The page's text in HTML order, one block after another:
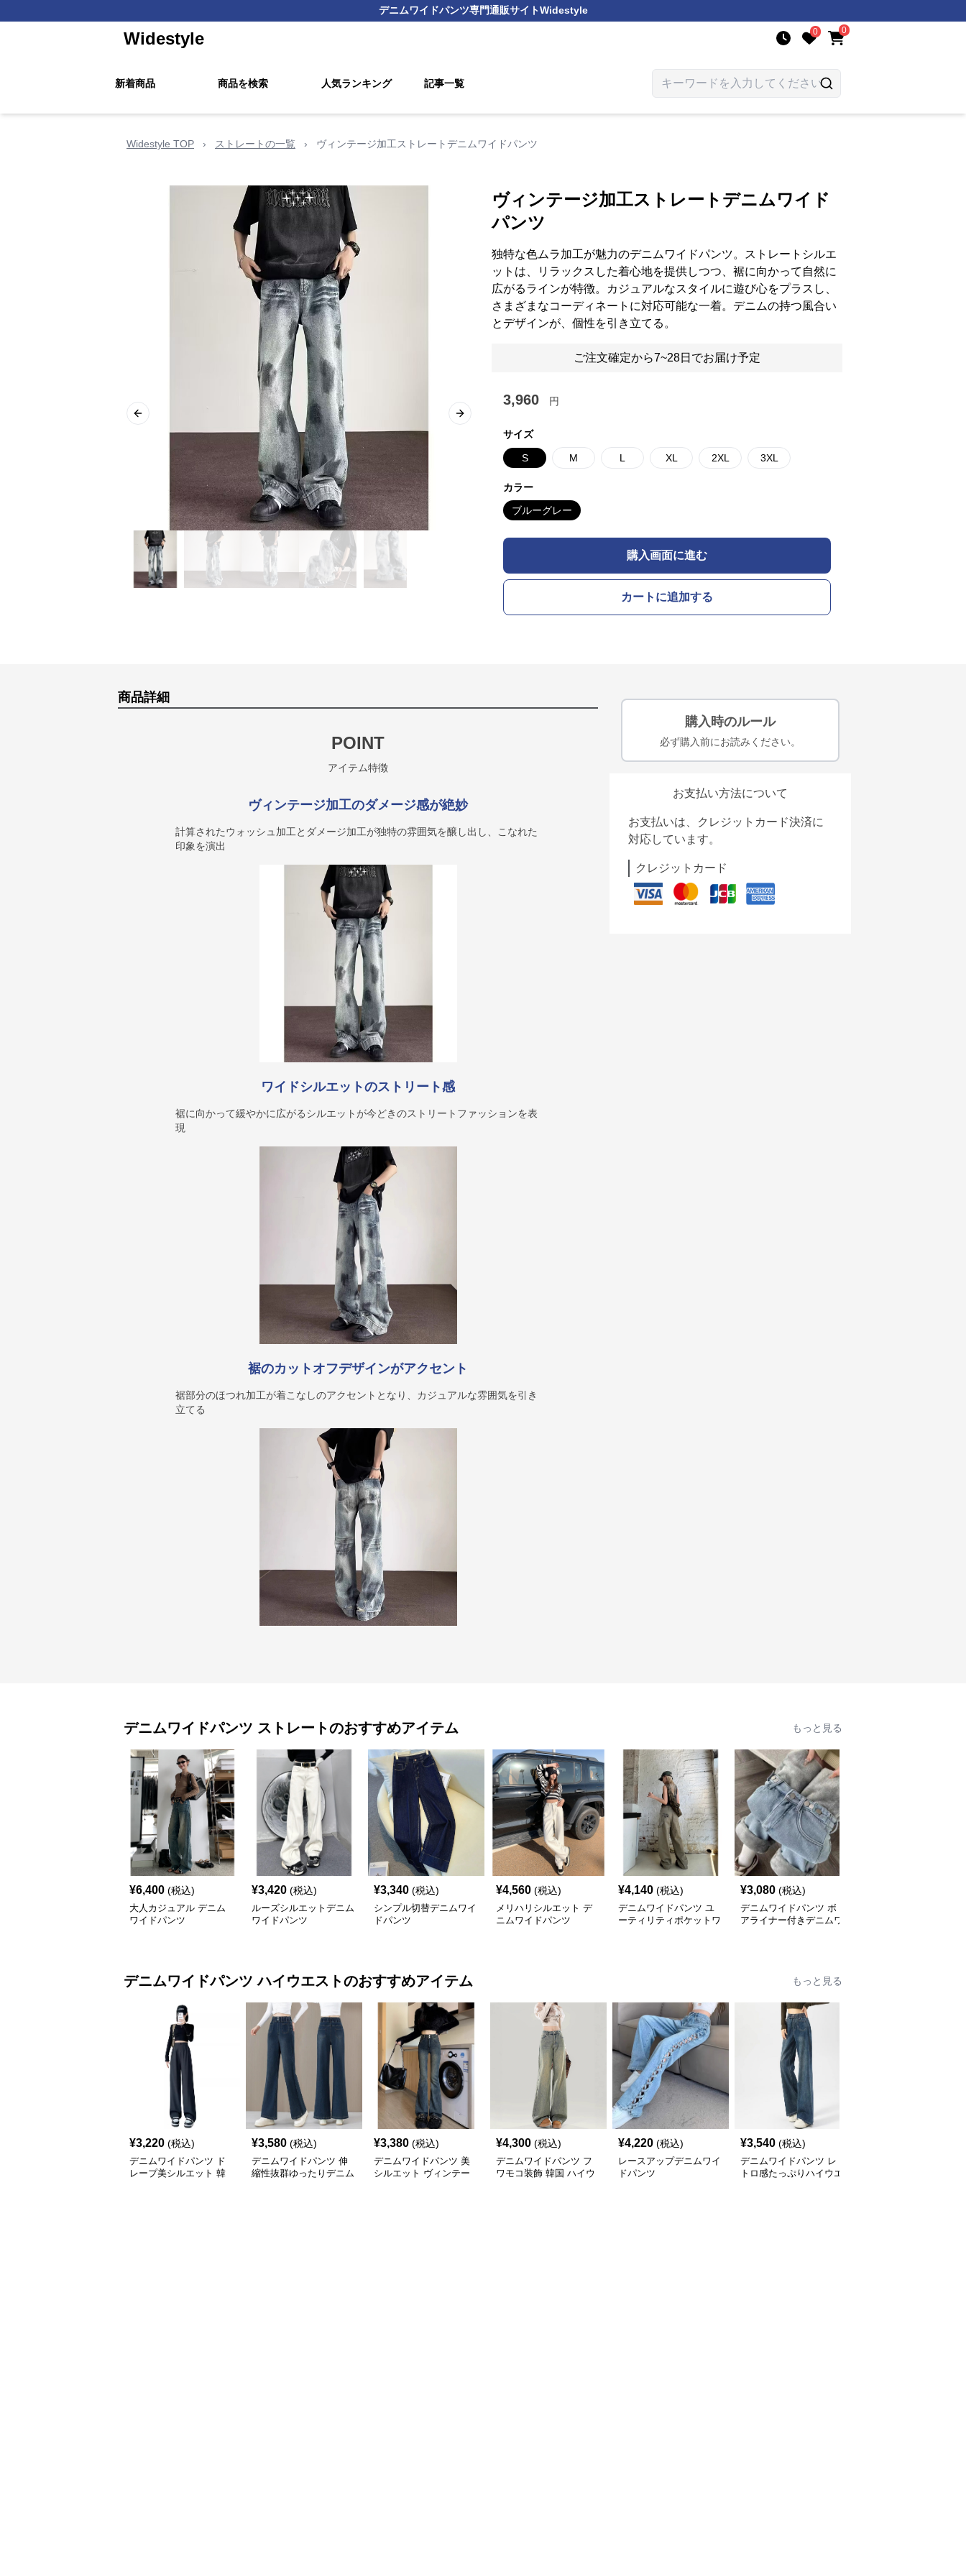
デニムワイドパンツ専門通販サイトWidestyle
Widestyle 0 0
新着商品 商品を検索 人気ランキング 記事一覧
Widestyle TOP › ストレートの一覧 › ヴィンテージ加工ストレートデニムワイドパンツ
Previous slide Next slide
ヴィンテージ加工ストレートデニムワイド
パンツ
独特な色ムラ加工が魅力のデニムワイドパンツ。ストレートシルエ
ットは、リラックスした着心地を提供しつつ、裾に向かって自然に
広がるラインが特徴。カジュアルなスタイルに遊び心をプラスし、
さまざまなコーディネートに対応可能な一着。デニムの持つ風合い
とデザインが、個性を引き立てる。
ご注文確定から7~28日でお届け予定
3,960 円
サイズ
S M L XL 2XL 3XL
カラー
ブルーグレー
購入画面に進む
カートに追加する
商品詳細
POINT
アイテム特徴
ヴィンテージ加工のダメージ感が絶妙
計算されたウォッシュ加工とダメージ加工が独特の雰囲気を醸し出し、こなれた
印象を演出
ワイドシルエットのストリート感
裾に向かって緩やかに広がるシルエットが今どきのストリートファッションを表
現
裾のカットオフデザインがアクセント
裾部分のほつれ加工が着こなしのアクセントとなり、カジュアルな雰囲気を引き
立てる
購入時のルール
必ず購入前にお読みください。
お支払い方法について
お支払いは、クレジットカード決済に
対応しています。
クレジットカード
デニムワイドパンツ ストレートのおすすめアイテム もっと見る
¥6,400 (税込)
大人カジュアル デニム
ワイドパンツ
¥3,420 (税込)
ルーズシルエットデニム
ワイドパンツ
¥3,340 (税込)
シンプル切替デニムワイ
ドパンツ
¥4,560 (税込)
メリハリシルエット デ
ニムワイドパンツ
¥4,140 (税込)
デニムワイドパンツ ユ
ーティリティポケットワ
¥3,080 (税込)
デニムワイドパンツ ボ
アライナー付きデニムワ
デニムワイドパンツ ハイウエストのおすすめアイテム もっと見る
¥3,220 (税込)
デニムワイドパンツ ド
レープ美シルエット 韓
¥3,580 (税込)
デニムワイドパンツ 伸
縮性抜群ゆったりデニム
¥3,380 (税込)
デニムワイドパンツ 美
シルエット ヴィンテー
¥4,300 (税込)
デニムワイドパンツ フ
ワモコ装飾 韓国 ハイウ
¥4,220 (税込)
レースアップデニムワイ
ドパンツ
¥3,540 (税込)
デニムワイドパンツ レ
トロ感たっぷりハイウエ